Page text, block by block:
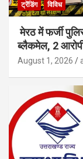
ट्रेंडिंग विविध
मेरठ में फर्जी
ब्लैकमेल, 2
August 1, 2026